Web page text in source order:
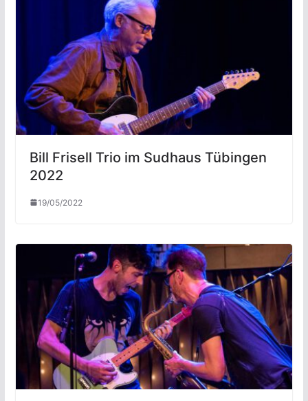
Bill Frisell Trio im Sudhaus Tübingen
2022
19/05/2022